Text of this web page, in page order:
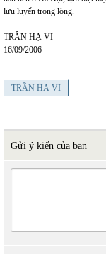
lưu luyến trong lòng.
TRẦN HẠ VI
16/09/2006
TRẦN HẠ VI
Gửi ý kiến của bạn